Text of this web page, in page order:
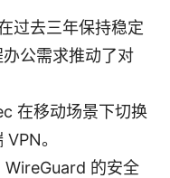
过去三年保持稳定
公需求推动了对
在移动场景下切换
。
WireGuard 的安全